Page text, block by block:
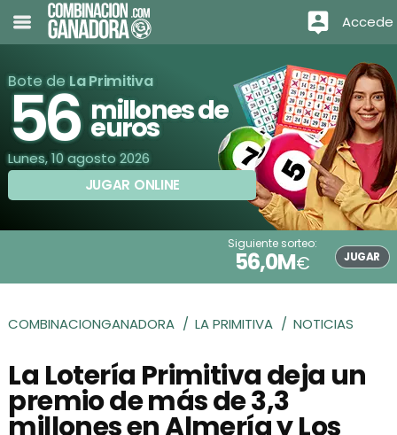
Accede
Bote de La Primitiva
56 millones de
euros
Lunes, 10 agosto 2026
JUGAR ONLINE
Siguiente sorteo:
56,0M€ JUGAR
COMBINACIONGANADORA LA PRIMITIVA NOTICIAS
La Lotería Primitiva deja un
premio de más de 3,3
millones en Almería y Los